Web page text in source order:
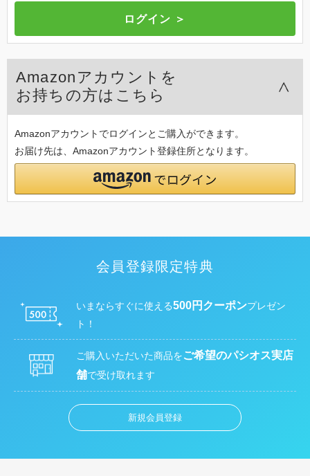
Amazonアカウントを
お持ちの方はこちら
Amazonアカウントでログインとご購入ができます。
お届け先は、Amazonアカウント登録住所となります。
会員登録限定特典
いまならすぐに使える500円クーポンプレゼン
ト！
ご購入いただいた商品をご希望のパシオス実店
舗で受け取れます
新規会員登録